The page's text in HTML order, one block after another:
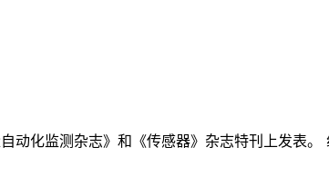
动化监测杂志》和《传感器》杂志特刊上发表。